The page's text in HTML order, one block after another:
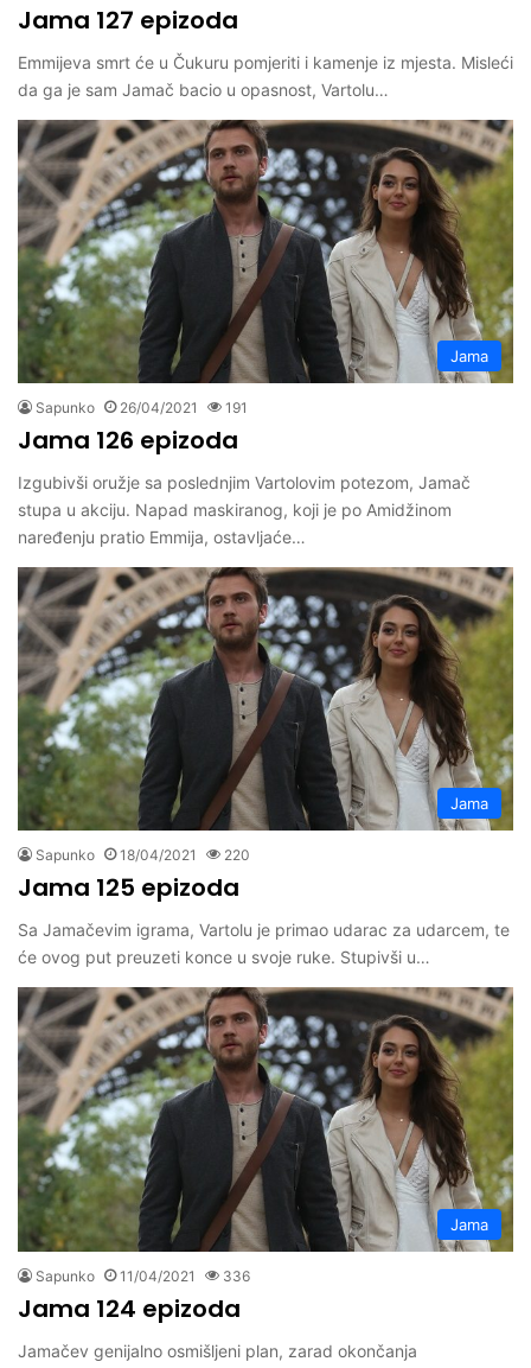
Jama 127 epizoda
Emmijeva smrt će u Čukuru pomjeriti i kamenje iz mjesta. Misleći
da ga je sam Jamač bacio u opasnost, Vartolu…
Jama
Sapunko 26/04/2021 191
Jama 126 epizoda
Izgubivši oružje sa poslednjim Vartolovim potezom, Jamač
stupa u akciju. Napad maskiranog, koji je po Amidžinom
naređenju pratio Emmija, ostavljaće…
Jama
Sapunko 18/04/2021 220
Jama 125 epizoda
Sa Jamačevim igrama, Vartolu je primao udarac za udarcem, te
će ovog put preuzeti konce u svoje ruke. Stupivši u…
Jama
Sapunko 11/04/2021 336
Jama 124 epizoda
Jamačev genijalno osmišljeni plan, zarad okončanja